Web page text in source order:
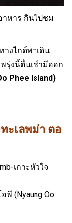
าหาร กินไปชม
างไกด์พาเดิน
รุ่งนี้ตื่นเช้ามีออก
Phee Island)
ะเลพม่า ตอ
เกาะหัวใจ
พี (Nyaung Oo